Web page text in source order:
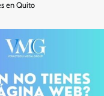
en Quito